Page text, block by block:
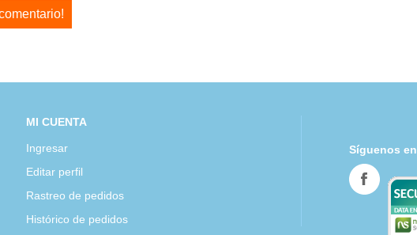
MI CUENTA
Ingresar
Editar perfil
Rastreo de pedidos
Histórico de pedidos
Síguenos en